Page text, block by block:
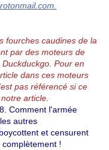
fourches caudines de la
par des moteurs de
Pour en
dans ces moteurs
pas référencé si ce
article.
Comment l'armée
autres
et censurent
!